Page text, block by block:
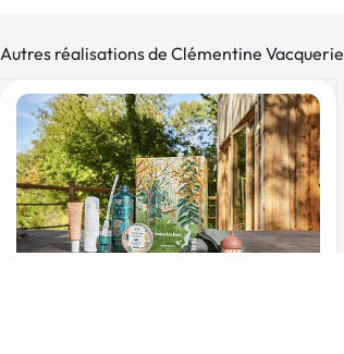
Autres réalisations de Clémentine Vacquerie